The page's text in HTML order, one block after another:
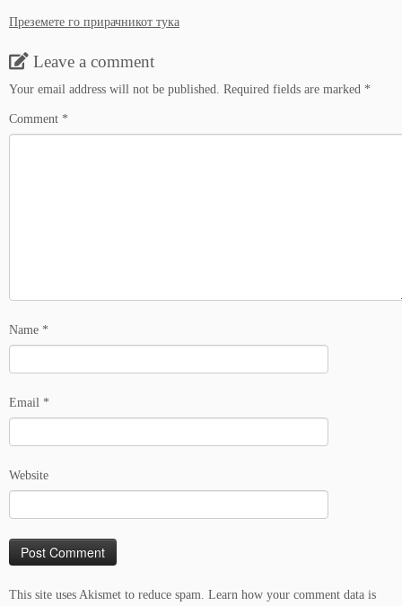
Преземете го прирачникот тука
Leave a comment
Your email address will not be published. Required fields are marked *
Comment *
Name *
Email *
Website
This site uses Akismet to reduce spam. Learn how your comment data is